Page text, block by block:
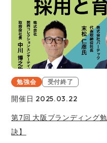
勉強会 受付終了
開催日 2025.03.22
第7回 大阪ブランディング
訣】